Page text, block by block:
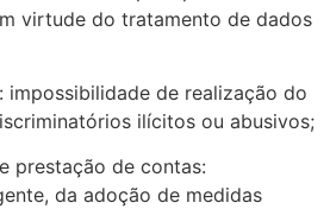
virtude do tratamento de dados
impossibilidade de realização do
ilícitos ou abusivos;
prestação de contas:
da adoção de medidas